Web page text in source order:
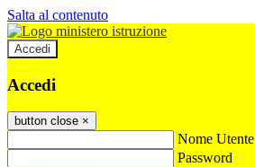
Salta al contenuto
Accedi
Accedi
button close ×
Nome Utente
Password